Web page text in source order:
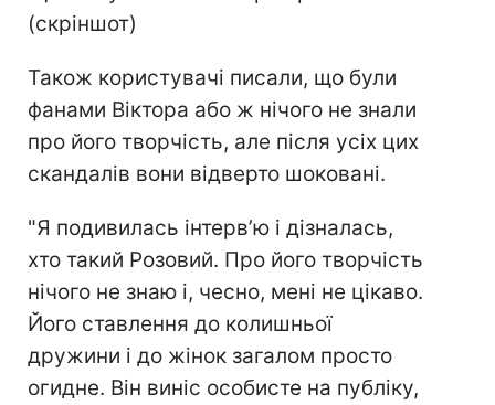
(скріншот)
Також користувачі писали, що були
фанами Віктора або ж нічого не знали
про його творчість, але після усіх цих
скандалів вони відверто шоковані.
"Я подивилась інтервʼю і дізналась,
хто такий Розовий. Про його творчість
нічого не знаю і, чесно, мені не цікаво.
Його ставлення до колишньої
дружини і до жінок загалом просто
огидне. Він виніс особисте на публіку,